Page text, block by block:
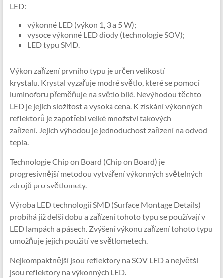
LED:
výkonné LED (výkon 1, 3 a 5 W);
vysoce výkonné LED diody (technologie SOV);
LED typu SMD.
Výkon zařízení prvního typu je určen velikostí
krystalu. Krystal vyzařuje modré světlo, které se pomocí
luminoforu přeměňuje na světlo bílé. Nevýhodou těchto
LED je jejich složitost a vysoká cena. K získání výkonných
reflektorů je zapotřebí velké množství takových
zařízení. Jejich výhodou je jednoduchost zařízení na odvod
tepla.
Technologie Chip on Board (Chip on Board) je
progresivnější metodou vytváření výkonných světelných
zdrojů pro světlomety.
Výroba LED technologií SMD (Surface Montage Details)
probíhá již delší dobu a zařízení tohoto typu se používají v
LED lampách a pásech. Zvýšení výkonu zařízení tohoto typu
umožňuje jejich použití ve světlometech.
Nejkompaktnější jsou reflektory na SOV LED a největší
jsou reflektory na výkonných LED.